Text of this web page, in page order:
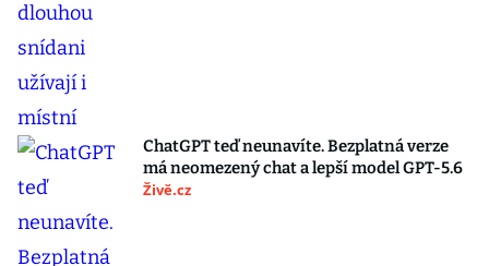
ChatGPT teď neunavíte. Bezplatná verze
má neomezený chat a lepší model GPT-5.6
Živě.cz